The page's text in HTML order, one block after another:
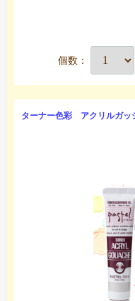
個数：
ターナー色彩 アクリルガッ